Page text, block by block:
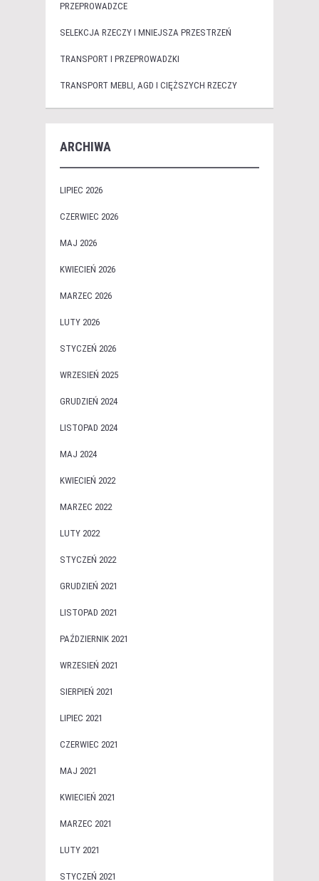
PRZEPROWADZCE
SELEKCJA RZECZY I MNIEJSZA PRZESTRZEŃ
TRANSPORT I PRZEPROWADZKI
TRANSPORT MEBLI, AGD I CIĘŻSZYCH RZECZY
ARCHIWA
LIPIEC 2026
CZERWIEC 2026
MAJ 2026
KWIECIEŃ 2026
MARZEC 2026
LUTY 2026
STYCZEŃ 2026
WRZESIEŃ 2025
GRUDZIEŃ 2024
LISTOPAD 2024
MAJ 2024
KWIECIEŃ 2022
MARZEC 2022
LUTY 2022
STYCZEŃ 2022
GRUDZIEŃ 2021
LISTOPAD 2021
PAŹDZIERNIK 2021
WRZESIEŃ 2021
SIERPIEŃ 2021
LIPIEC 2021
CZERWIEC 2021
MAJ 2021
KWIECIEŃ 2021
MARZEC 2021
LUTY 2021
STYCZEŃ 2021